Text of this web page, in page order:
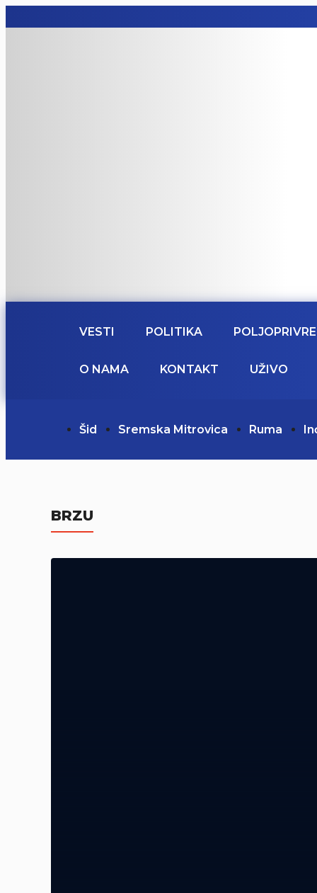
VESTI POLITIKA
O NAMA KONTAKT UŽIVO
Šid Sremska Mitrovica Ruma
BRZU